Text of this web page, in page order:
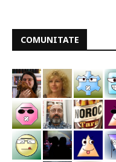
COMUNITATE